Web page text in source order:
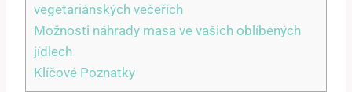
vegetariánských večeřích
Možnosti náhrady masa ve vašich oblíbených
jídlech
Klíčové Poznatky